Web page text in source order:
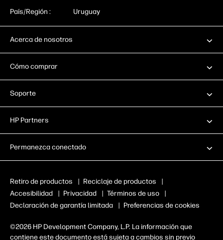
País/Región : Uruguay
Acerca de nosotros
Cómo comprar
Soporte
HP Partners
Permanezca conectado
Retiro de productos | Reciclaje de productos
|
Accesibilidad
| Privacidad | Términos de uso
|
Declaración de garantía limitada
| Preferencias de cookies
©2026 HP Development Company, L.P. La información que
contiene este documento está sujeta a cambios sin previo